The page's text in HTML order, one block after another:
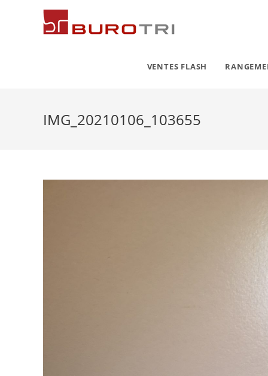
VENTES FLASH
IMG_20210106_103655